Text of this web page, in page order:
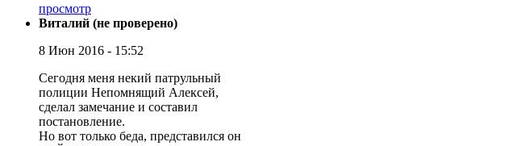
просмотр
Виталий (не проверено)
8 Июн 2016 - 15:52
Сегодня меня некий патрульный
полиции Непомнящий Алексей,
сделал замечание и составил
постановление.
Но вот только беда, представился он